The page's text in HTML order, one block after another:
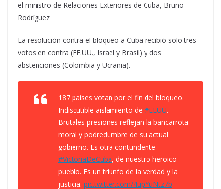
el ministro de Relaciones Exteriores de Cuba, Bruno
Rodríguez
La resolución contra el bloqueo a Cuba recibió solo tres
votos en contra (EE.UU., Israel y Brasil) y dos
abstenciones (Colombia y Ucrania).
187 países votan por el fin del bloqueo.
Indiscutible aislamiento de #EEUU.
Brutales presiones reflejan la bancarrota
moral y podredumbre de su actual
gobierno. Es otra contundente
#VictoriaDeCuba, de nuestro heroico
pueblo. Es un triunfo de la verdad y la
justicia. pic.twitter.com/4upYuNtz7b